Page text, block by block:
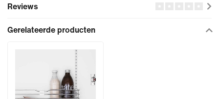
Reviews
Gerelateerde producten